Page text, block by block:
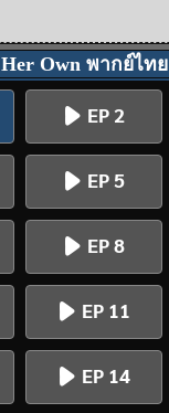
Own พากย์ไทย
EP 2
EP 5
EP 8
EP 11
EP 14